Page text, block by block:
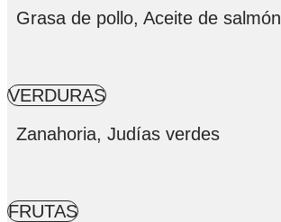
Grasa de pollo, Aceite de salmón
VERDURAS
Zanahoria, Judías verdes
FRUTAS